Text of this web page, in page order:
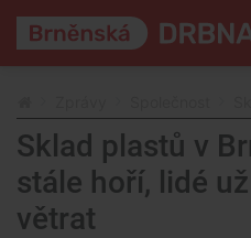
Sklad plastů v
stále hoří, lidé
větrat